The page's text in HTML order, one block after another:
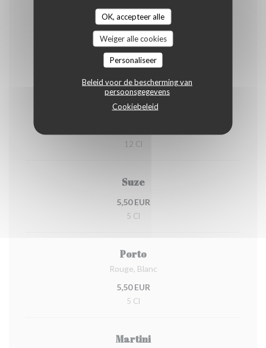
OK, accepteer alle
Weiger alle cookies
Personaliseer
Beleid voor de bescherming van
persoonsgegevens
Cookiebeleid
12,00 EUR
Apéritifs
Kir
Cassis, Mûre, Pêche
12 Cl
Suze
5,50 EUR
5 Cl
Porto
Rouge, Blanc
5,50 EUR
5 Cl
Martini